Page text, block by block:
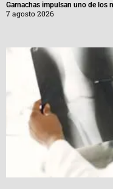
Garnachas impulsan uno de los
7 agosto 2026